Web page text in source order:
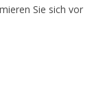
Sie sich vor